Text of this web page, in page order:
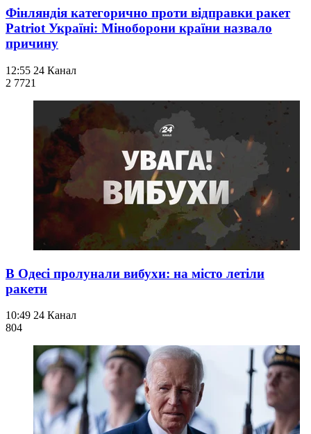
Фінляндія категорично проти відправки ракет
Patriot Україні: Міноборони країни назвало
причину
12:55 24 Канал
2 7721
В Одесі пролунали вибухи: на місто летіли
ракети
10:49 24 Канал
804